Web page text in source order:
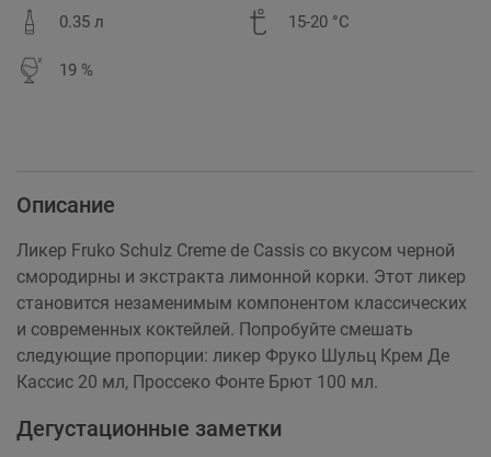
0.35 л 15-20 °C
19 %
Описание
Ликер Fruko Schulz Creme de Cassis со вкусом черной
смородирны и экстракта лимонной корки. Этот ликер
становится незаменимым компонентом классических
и современных коктейлей. Попробуйте смешать
следующие пропорции: ликер Фруко Шульц Крем Де
Кассис 20 мл, Проссеко Фонте Брют 100 мл.
Дегустационные заметки